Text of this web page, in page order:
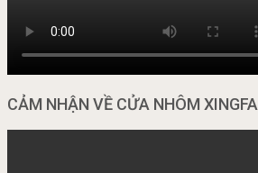
CẢM NHẬN VỀ CỬA NHÔM XINGFA